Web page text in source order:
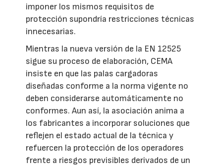
imponer los mismos requisitos de
protección supondría restricciones técnicas
innecesarias.
Mientras la nueva versión de la EN 12525
sigue su proceso de elaboración, CEMA
insiste en que las palas cargadoras
diseñadas conforme a la norma vigente no
deben considerarse automáticamente no
conformes. Aun así, la asociación anima a
los fabricantes a incorporar soluciones que
reflejen el estado actual de la técnica y
refuercen la protección de los operadores
frente a riesgos previsibles derivados de un